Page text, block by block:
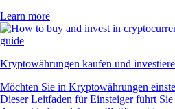
Learn more
Kryptowährungen kaufen und
Möchten Sie in Kryptowährungen
Dieser Leitfaden für Einsteiger führt